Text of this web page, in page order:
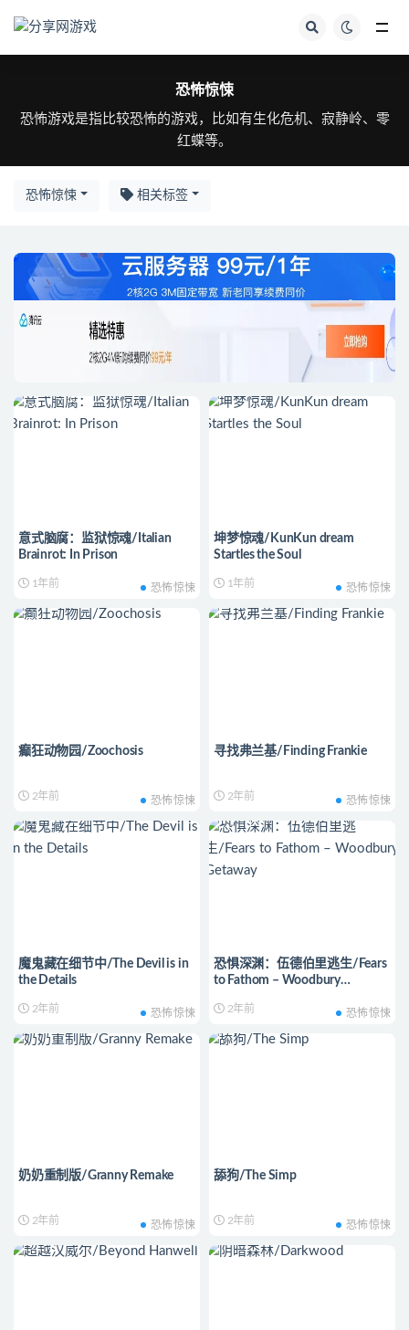
恐怖惊悚
恐怖游戏是指比较恐怖的游戏，比如有生化危机、寂静岭、零
红蝶等。
恐怖惊悚 相关标签
意式脑腐：监狱惊魂/Italian
Brainrot: In Prison
1年前 恐怖惊悚
坤梦惊魂/KunKun dream
Startles the Soul
1年前 恐怖惊悚
癫狂动物园/Zoochosis
2年前 恐怖惊悚
寻找弗兰基/Finding Frankie
2年前 恐怖惊悚
魔鬼藏在细节中/The Devil is in
the Details
2年前 恐怖惊悚
恐惧深渊：伍德伯里逃生/Fears
to Fathom – Woodbury
2年前 恐怖惊悚
奶奶重制版/Granny Remake
2年前 恐怖惊悚
舔狗/The Simp
2年前 恐怖惊悚